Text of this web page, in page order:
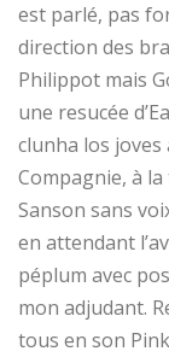
est parlé, pas
direction des
Philippot mais
une resucée
clunha los joves
Compagnie, à
Sanson sans
en attendant
péplum avec
mon adjudant.
tous en son